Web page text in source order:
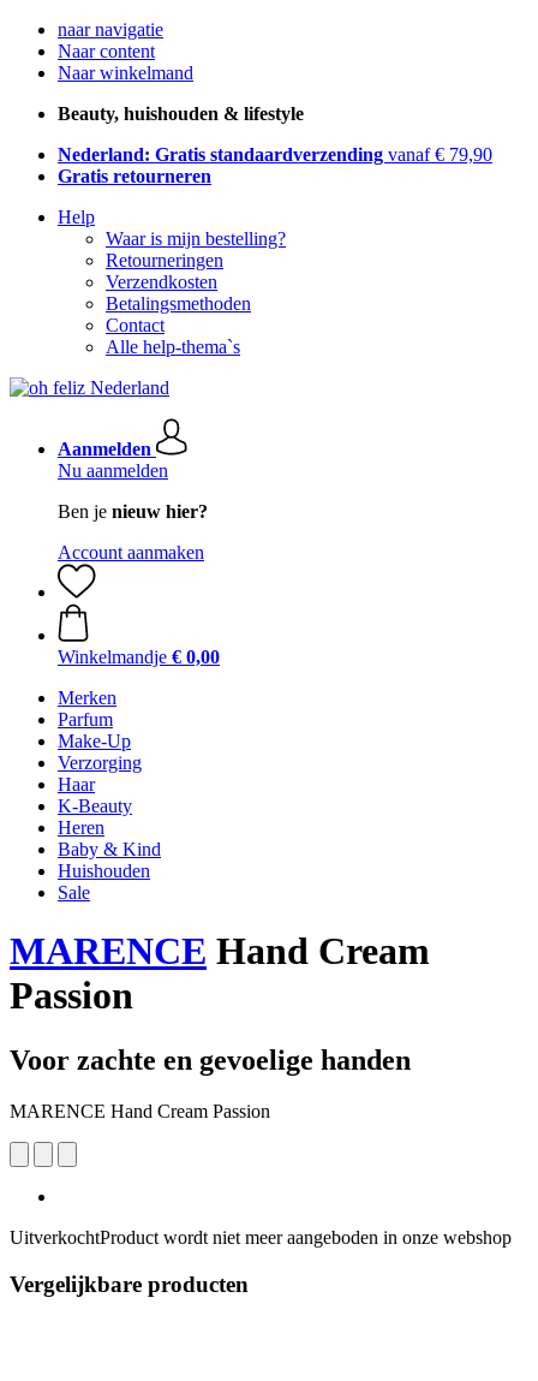
naar navigatie
Naar content
Naar winkelmand
Beauty, huishouden & lifestyle
Nederland: Gratis standaardverzending vanaf € 79,90
Gratis retourneren
Help
Waar is mijn bestelling?
Retourneringen
Verzendkosten
Betalingsmethoden
Contact
Alle help-thema`s
Aanmelden
Nu aanmelden
Ben je nieuw hier?
Account aanmaken
Winkelmandje € 0,00
Merken
Parfum
Make-Up
Verzorging
Haar
K-Beauty
Heren
Baby & Kind
Huishouden
Sale
MARENCE Hand Cream
Passion
Voor zachte en gevoelige handen
MARENCE Hand Cream Passion
UitverkochtProduct wordt niet meer aangeboden in onze webshop
Vergelijkbare producten